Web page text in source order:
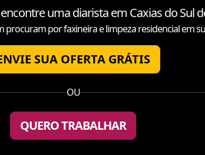
uma diarista em Caxias do Sul
procuram por faxineira e limpeza residencial em
SUA OFERTA GRÁTIS
OU
QUERO TRABALHAR